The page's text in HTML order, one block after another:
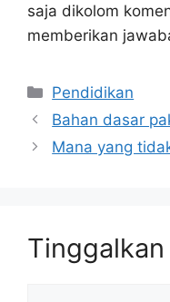
saja dikolom
memberikan
Kategori
Pendidikan
Bahan dasar
Mana yang